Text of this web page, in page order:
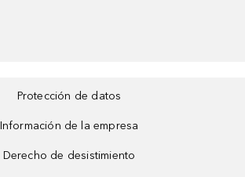
Protección de datos
Información de la empresa
Derecho de desistimiento